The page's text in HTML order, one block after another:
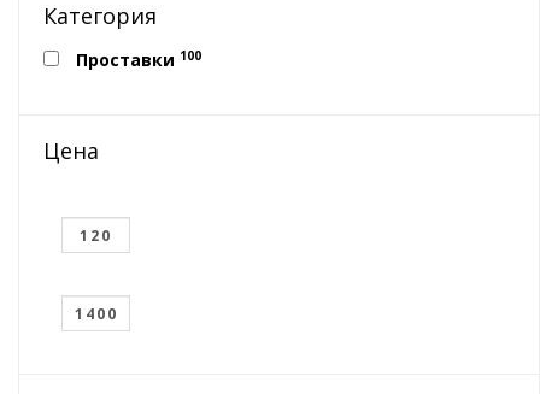
Категория
Проставки 100
Цена